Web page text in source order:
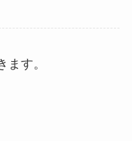
ます。